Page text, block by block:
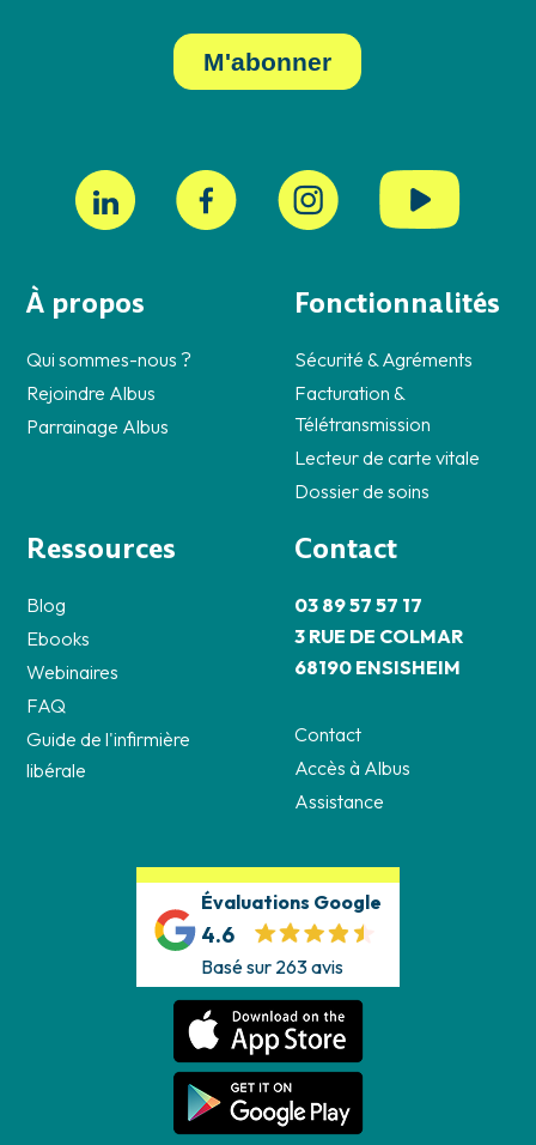
À propos
Qui sommes-nous ?
Rejoindre Albus
Parrainage Albus
Fonctionnalités
Sécurité & Agréments
Facturation &
Télétransmission
Lecteur de carte vitale
Dossier de soins
Ressources
Blog
Ebooks
Webinaires
FAQ
Guide de l'infirmière
libérale
Contact
03 89 57 57 17
3 RUE DE COLMAR
68190 ENSISHEIM
Contact
Accès à Albus
Assistance
Évaluations Google
4.6
Basé sur 263 avis